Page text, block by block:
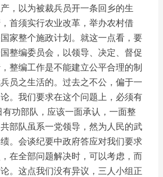
，以为被裁兵员开一条回乡的生
首须实行农业改革，举办农村借
家整个施政计划。就这一点看，要
整编委员会，以领导、决定、督促
整编工作是不能建立公平合理的制
员之生活的。过去之不公，偏于一
。我们要求在这个问题上，必须有
功部队，应该一面承认，一面整
部队虽系一党领导，然为人民的武
。会谈纪要中政府答应对我们要求
在全部问题解决时，可以考虑，而
。这点我们没有异议，三人小组正